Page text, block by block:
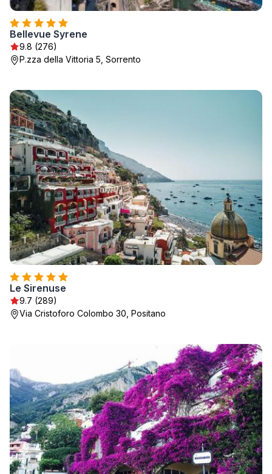
Bellevue Syrene
9.8 (276)
P.zza della Vittoria 5, Sorrento
Le Sirenuse
9.7 (289)
Via Cristoforo Colombo 30, Positano